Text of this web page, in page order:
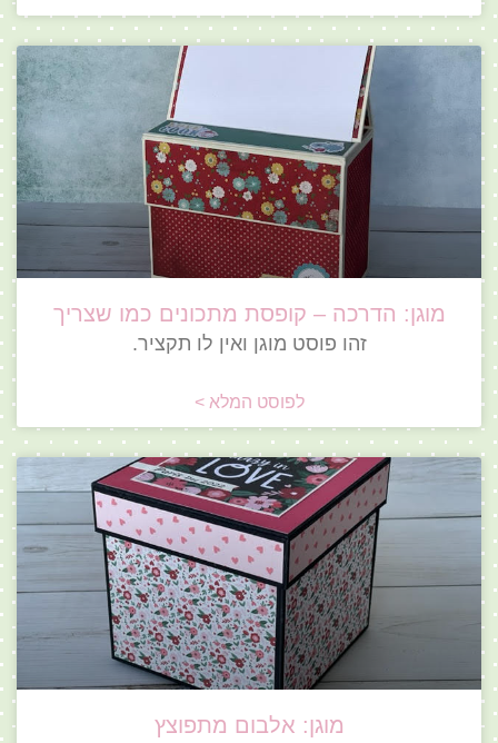
מוגן: הדרכה – קופסת מתכונים כמו שצריך
זהו פוסט מוגן ואין לו תקציר.
לפוסט המלא >
מוגן: אלבום מתפוצץ